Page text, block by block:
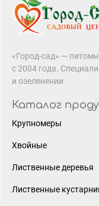
«Город-сад» —
с 2004 года.
и озеленении
Каталог
Крупномеры
Хвойные
Лиственные деревья
Лиственные